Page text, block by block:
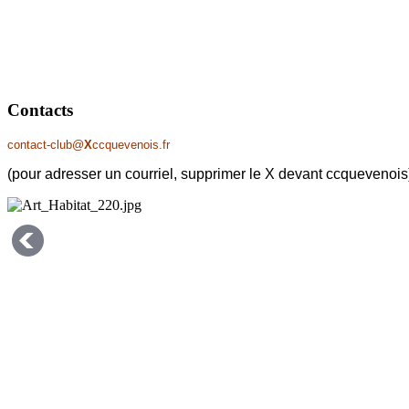
Contacts
contact-club@Xccquevenois.fr
(pour adresser un courriel, supprimer le X devant